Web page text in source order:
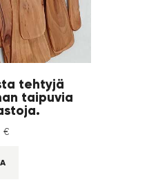
tehtyjä
taipuvia
€